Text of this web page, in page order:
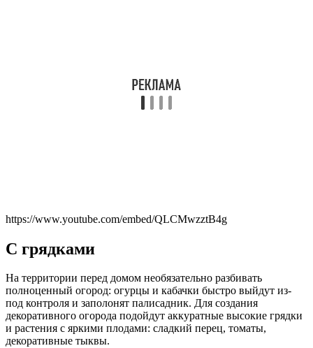
https://www.youtube.com/embed/QLCMwzztB4g
С грядками
На территории перед домом необязательно разбивать
полноценный огород: огурцы и кабачки быстро выйдут из-
под контроля и заполонят палисадник. Для создания
декоративного огорода подойдут аккуратные высокие грядки
и растения с яркими плодами: сладкий перец, томаты,
декоративные тыквы.